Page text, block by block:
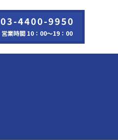
03-4400-9950
営業時間 10：00～19：00